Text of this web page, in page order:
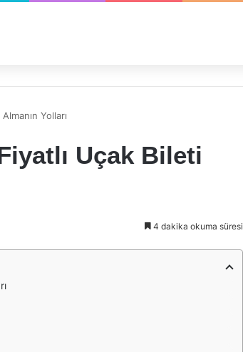
Yolları
Uçak Bileti
4 dakika okuma süresi